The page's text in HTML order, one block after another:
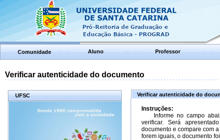
Comunidade Aluno Professor
Verificar autenticidade do documento
UFSC Verificar autenticidade do
Instruções:
Informe no campo
verificar. Será
documento e compare com
forem iguais, o documento